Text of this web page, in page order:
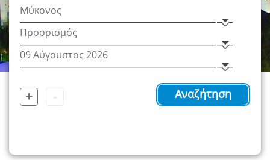
+ Αναζήτηση